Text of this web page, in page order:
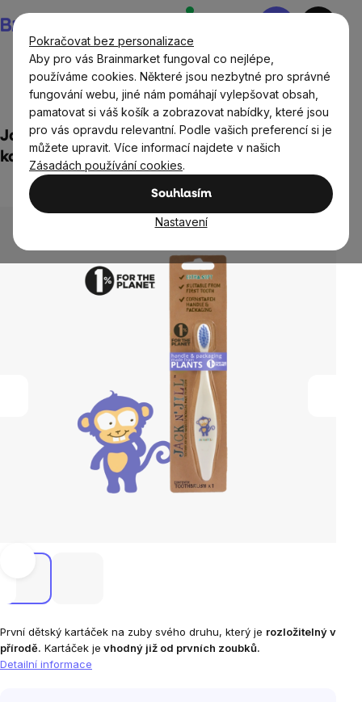
Pokračovat bez personalizace
Aby pro vás Brainmarket fungoval co nejlépe,
používáme cookies. Některé jsou nezbytné pro správné
fungování webu, jiné nám pomáhají vylepšovat obsah,
pamatovat si váš košík a zobrazovat nabídky, které jsou
pro vás opravdu relevantní. Podle vašich preferencí si je
můžete upravit. Více informací najdete v našich
Zásadách používání cookies.
Souhlasím
Nastavení
na
obsah
Nákupní
Děti Ekodrogerie pro děti
Jack n' Jill Dětský kompostovatelný zubní
kartáček Opice, extra měkký
Průměrné
hodnocení
z
První dětský kartáček na zuby svého druhu, který je rozložitelný v
přírodě. Kartáček je vhodný již od prvních zoubků.
Detailní informace